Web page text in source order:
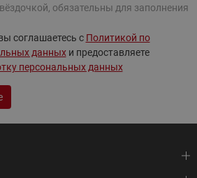
обязательны для заполнения
соглашаетесь с Политикой по
данныхи предоставляете
персональных данных